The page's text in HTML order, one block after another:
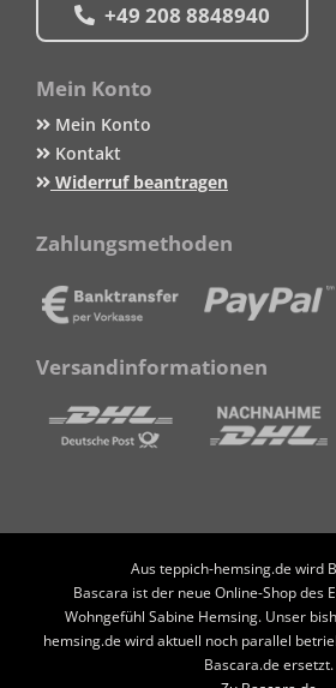
+49 208 8848940
Mein Konto
Mein Konto
Kontakt
Widerruf beantragen
Zahlungsmethoden
Versandinformationen
Aus teppich-hemsing.de wird
Bascara ist der neue Online-Shop des
Wohngefühl Sabine Hemsing. Unser
hemsing.de wird aktuell noch parallel
Bascara.de ersetzt.